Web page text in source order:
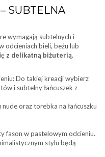
SUBTELNA
wymagają subtelnych i
odcieniach bieli, beżu lub
z delikatną biżuterią.
Do takiej kreacji wybierz
i subtelny łańcuszek z
oraz torebka na łańcuszku
fason w pastelowym odcieniu.
stylu będą